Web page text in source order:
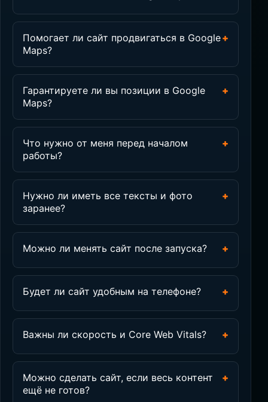
Помогает ли сайт продвигаться в Google
Maps?
+
Гарантируете ли вы позиции в Google
Maps?
+
Что нужно от меня перед началом
работы?
+
Нужно ли иметь все тексты и фото
заранее?
+
Можно ли менять сайт после запуска? +
Будет ли сайт удобным на телефоне? +
Важны ли скорость и Core Web Vitals? +
Можно сделать сайт, если весь контент
ещё не готов?
+